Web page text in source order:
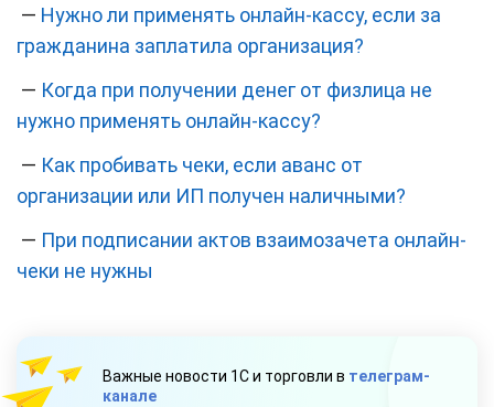
— Нужно ли применять онлайн-кассу, если за
гражданина заплатила организация?
— Когда при получении денег от физлица не
нужно применять онлайн-кассу?
— Как пробивать чеки, если аванс от
организации или ИП получен наличными?
— При подписании актов взаимозачета онлайн-
чеки не нужны
Важные новости 1С и торговли в телеграм-
канале